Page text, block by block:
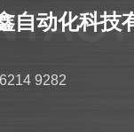
自动化科技
9282